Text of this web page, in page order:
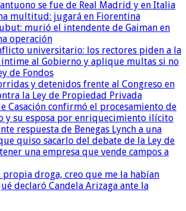
se fue de Real Madrid y en Italia
multitud: jugará en Fiorentina
murió el intendente de Gaiman en
operación
universitario: los rectores piden a la
intime al Gobierno y aplique multas si no
de Fondos
y detenidos frente al Congreso en
la Ley de Propiedad Privada
Casación confirmó el procesamiento de
y su esposa por enriquecimiento ilícito
respuesta de Benegas Lynch a una
quiso sacarlo del debate de la Ley de
una empresa que vende campos a
propia droga, creo que me la habían
declaró Candela Arizaga ante la